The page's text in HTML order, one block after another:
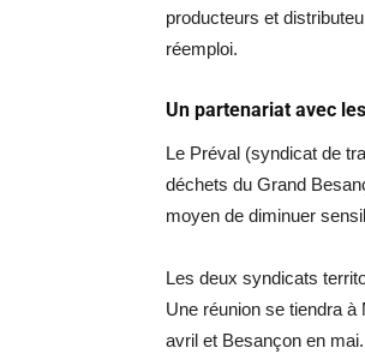
producteurs et
réemploi.
Un partenariat avec
Le Préval (syndicat de
déchets du Grand
moyen de diminuer
Les deux syndicats
Une réunion se tiendra
avril et Besançon en mai.